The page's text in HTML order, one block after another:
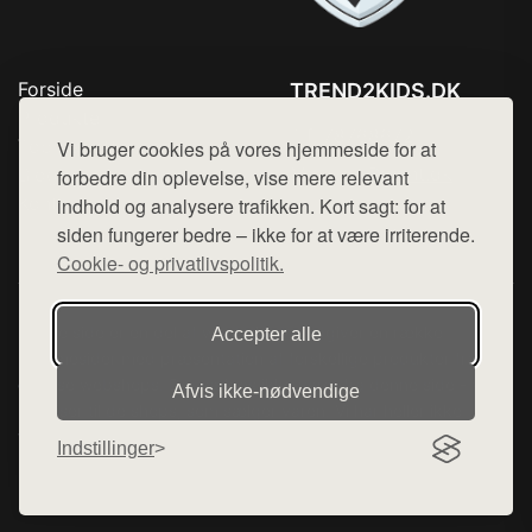
Vi bruger cookies på vores hjemmeside for at
forbedre din oplevelse, vise mere relevant
indhold og analysere trafikken. Kort sagt: for at
siden fungerer bedre – ikke for at være irriterende.
Cookie- og privatlivspolitik.
Accepter alle
Afvis ikke‑nødvendige
Indstillinger
Forside
Top Rabatter
Blog
Kontakt
TREND2KIDS.DK
Mail: hej@want.dk
Cookie- og privatlivspolitik
Denne side er en del af want.dk, der udgiver en række
hjemmesider med præsentation af forskellige produkter fra
diverse webshops. Der sælges ikke varer fra denne side - vi
henviser til de shops, som sælger varen. Vi har heller ikke
varerne på lager.